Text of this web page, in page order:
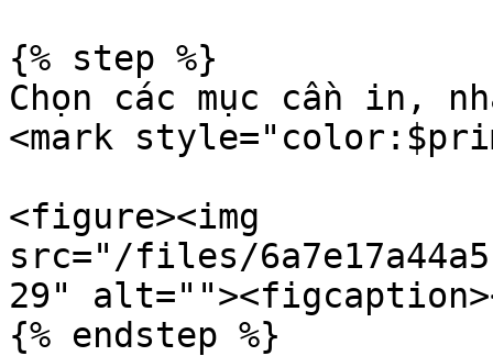
{% step %}
Chọn các mục cần in,
<mark
<figure><img
src="/files/
29"
{% endstep %}